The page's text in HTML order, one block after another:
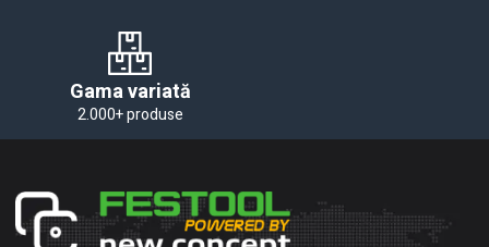
Gama variată
2.000+ produse